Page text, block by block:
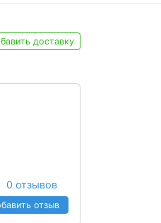
доставку
0 отзывов
отзыв